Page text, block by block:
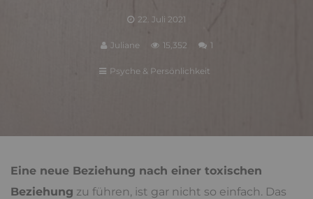
22. Juli 2021
Juliane 15,352 1
Psyche & Persönlichkeit
Eine neue Beziehung nach einer toxischen
Beziehung zu führen, ist gar nicht so einfach. Das